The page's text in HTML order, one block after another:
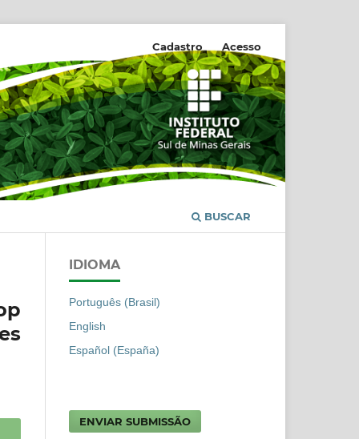
REVISTA AGROGEOAMBIENTAL
BUSCAR
Cadastro Acesso
IDIOMA
Português (Brasil)
English
Español (España)
ENVIAR SUBMISSÃO